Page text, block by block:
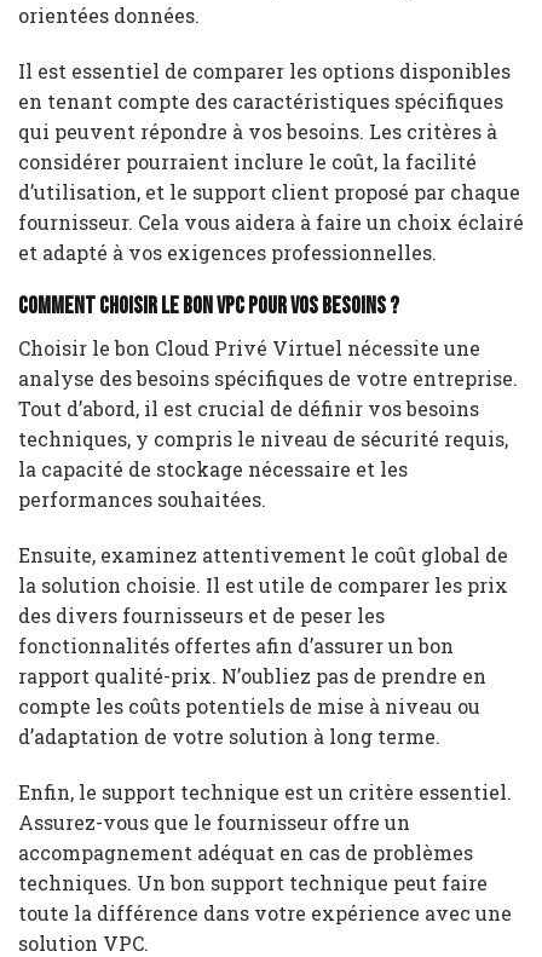
orientées données.
Il est essentiel de comparer les options disponibles
en tenant compte des caractéristiques spécifiques
qui peuvent répondre à vos besoins. Les critères à
considérer pourraient inclure le coût, la facilité
d’utilisation, et le support client proposé par chaque
fournisseur. Cela vous aidera à faire un choix éclairé
et adapté à vos exigences professionnelles.
Comment choisir le bon VPC pour vos besoins ?
Choisir le bon Cloud Privé Virtuel nécessite une
analyse des besoins spécifiques de votre entreprise.
Tout d’abord, il est crucial de définir vos besoins
techniques, y compris le niveau de sécurité requis,
la capacité de stockage nécessaire et les
performances souhaitées.
Ensuite, examinez attentivement le coût global de
la solution choisie. Il est utile de comparer les prix
des divers fournisseurs et de peser les
fonctionnalités offertes afin d’assurer un bon
rapport qualité-prix. N’oubliez pas de prendre en
compte les coûts potentiels de mise à niveau ou
d’adaptation de votre solution à long terme.
Enfin, le support technique est un critère essentiel.
Assurez-vous que le fournisseur offre un
accompagnement adéquat en cas de problèmes
techniques. Un bon support technique peut faire
toute la différence dans votre expérience avec une
solution VPC.